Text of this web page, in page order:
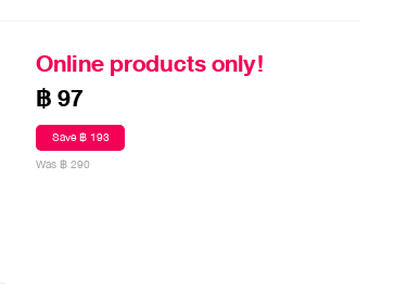
Online products only!
฿ 97
Save ฿ 193
Was ฿ 290